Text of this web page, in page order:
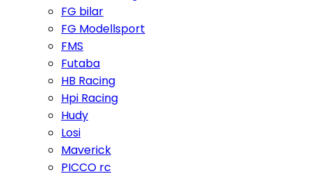
FG bilar
FG Modellsport
FMS
Futaba
HB Racing
Hpi Racing
Hudy
Losi
Maverick
PICCO rc